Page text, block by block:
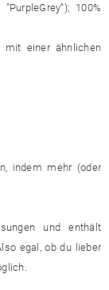
100%
mit einer ähnlichen
indem mehr (oder
und enthält
egal, ob du lieber